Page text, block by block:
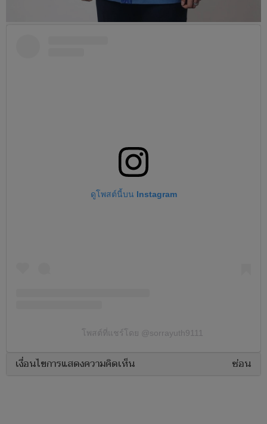
ดูโพสต์นี้บน Instagram
โพสต์ที่แชร์โดย @sorrayuth9111
เงื่อนไขการแสดงความคิดเห็น ซ่อน